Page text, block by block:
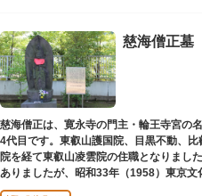
慈海僧正墓
慈海僧正は、寛永寺の門主・輪王寺宮の
4代目です。東叡山護国院、目黒不動、
院を経て東叡山凌雲院の住職となりまし
ありましたが、昭和33年（1958）東京文
されました。